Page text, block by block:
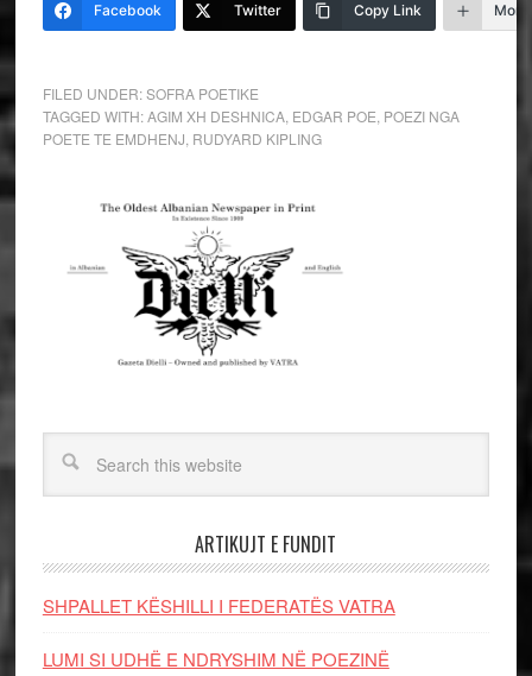
Facebook Twitter Copy Link More
FILED UNDER:SOFRA POETIKE
TAGGED WITH:AGIM XH DESHNICA, EDGAR POE POEZI NGA
POETE TE EMDHENJ RUDYARD KIPLING
ARTIKUJT E FUNDIT
SHPALLET KËSHILLI I FEDERATËS VATRA
LUMI SI UDHË E NDRYSHIM NË POEZINË